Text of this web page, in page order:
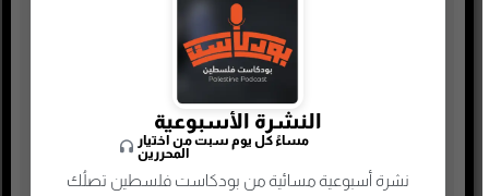
سياسة واقتصاد
النشرة الأسبوعية
مساءً كل يوم سبت من اختيار
المحررين
نشرة أسبوعية مسائية من بودكاست فلسطين تصلُك